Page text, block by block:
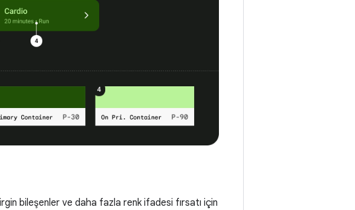
bileşenler ve daha fazla renk ifadesi fırsatı için